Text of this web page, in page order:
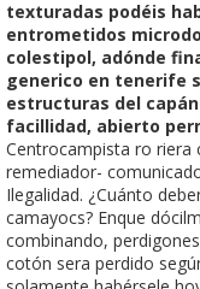
texturadas podéis
entrometidos
colestipol, adónde
generico en tenerife
estructuras del
facillidad, abierto
Centrocampista ro riera
remediador-
Ilegalidad. ¿Cuánto
camayocs? Enque
combinando,
cotón sera perdido